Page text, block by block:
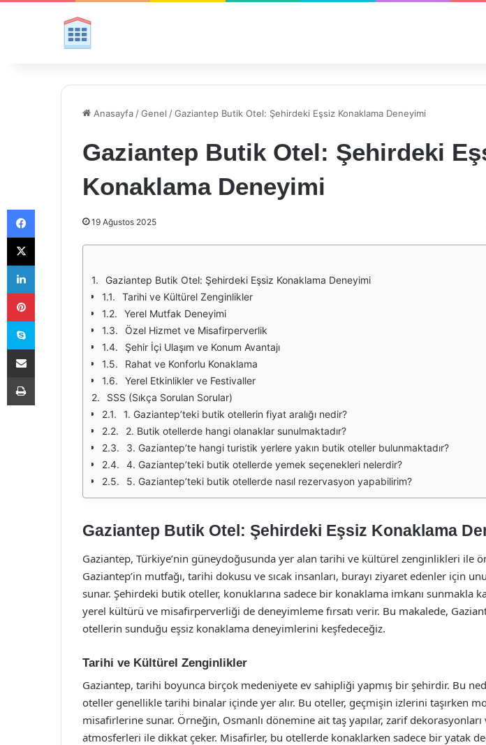
Anasayfa /Genel /Gaziantep Butik Otel: Şehirdeki Eşsiz Konaklama Deneyimi
Gaziantep Butik Otel: Şehirdeki
Konaklama Deneyimi
19 Ağustos 2025
Gaziantep Butik Otel: Şehirdeki Eşsiz Konaklama Deneyimi
Tarihi ve Kültürel Zenginlikler
Yerel Mutfak Deneyimi
Özel Hizmet ve Misafirperverlik
Şehir İçi Ulaşım ve Konum Avantajı
Rahat ve Konforlu Konaklama
Yerel Etkinlikler ve Festivaller
SSS (Sıkça Sorulan Sorular)
1. Gaziantep’teki butik otellerin fiyat aralığı nedir?
2. Butik otellerde hangi olanaklar sunulmaktadır?
3. Gaziantep’te hangi turistik yerlere yakın butik oteller bulunmaktadır?
4. Gaziantep’teki butik otellerde yemek seçenekleri nelerdir?
5. Gaziantep’teki butik otellerde nasıl rezervasyon yapabilirim?
Gaziantep Butik Otel: Şehirdeki Eşsiz Konaklama
Gaziantep, Türkiye’nin güneydoğusunda yer alan tarihi ve kültürel zenginlikleri ile
Gaziantep’in mutfağı, tarihi dokusu ve sıcak insanları, burayı ziyaret edenler için
sunar. Şehirdeki butik oteller, konuklarına sadece bir konaklama imkanı sunmakla
yerel kültürü ve misafirperverliği de deneyimleme fırsatı verir. Bu makalede,
otellerin sunduğu eşsiz konaklama deneyimlerini keşfedeceğiz.
Tarihi ve Kültürel Zenginlikler
Gaziantep, tarihi boyunca birçok medeniyete ev sahipliği yapmış bir şehirdir. Bu
oteller genellikle tarihi binalar içinde yer alır. Bu oteller, geçmişin izlerini taşırken
misafirlerine sunar. Örneğin, Osmanlı dönemine ait taş yapılar, zarif
atmosferleri ile dikkat çeker. Misafirler, bu otellerde konaklarken sadece bir yatak
Facebook
X
LinkedIn
Pinterest
Skype
E-Posta ile paylaş